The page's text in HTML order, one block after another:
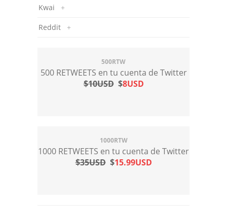
Kwai +
Reddit +
500RTW
500 RETWEETS en tu cuenta de Twitter
$10USD$8USD
1000RTW
1000 RETWEETS en tu cuenta de Twitter
$35USD$15.99USD